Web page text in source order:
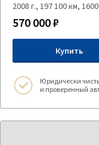
2008 г., 197 100 км,
570 000 ₽
Купить
Юридически
и проверенный